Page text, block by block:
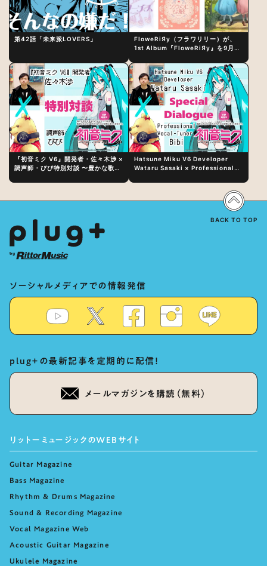
第42話「未来派LOVERS」
FloweRiЯy（フラワリリー）が、
1st Album『FloweRiЯy』を9月23
『初音ミク V6』開発者・佐々木渉 ×
調声師・びび特別対談 〜豊かな歌声
Hatsune Miku V6 Developer
Wataru Sasaki × Professional
Vocal Expression Lies in “Love
for the singing characters” and
ソーシャルメディアでの情報発信
plug+の最新記事を定期的に配信！
メールマガジンを購読（無料）
リットーミュージックのWEBサイト
Guitar Magazine
Bass Magazine
Rhythm & Drums Magazine
Sound & Recording Magazine
Vocal Magazine Web
Acoustic Guitar Magazine
Ukulele Magazine
BACK TO TOP